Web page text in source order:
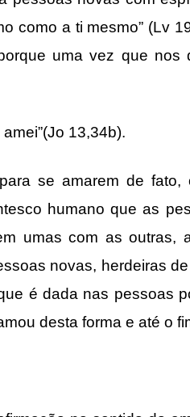
como a ti mesmo” (Lv
uma vez que nos
13,34b).
se amarem de
humano que as
umas com as outras,
novas, herdeiras
é dada nas pessoas
desta forma e até o